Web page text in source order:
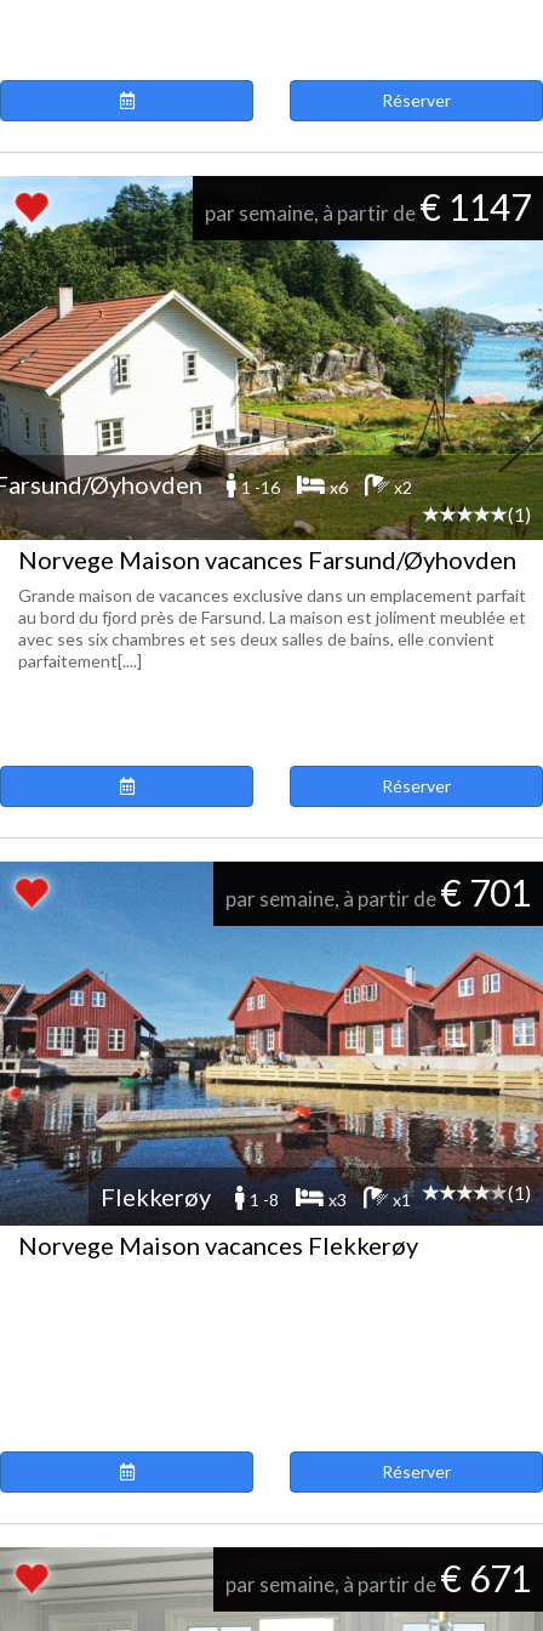
Réserver
par semaine, à partir de€ 1147
Øyhovden 1 -16 x6 x2
(1)
Norvege Maison vacances Farsund/Øyhovden
Grande maison de vacances exclusive dans un emplacement parfait
au bord du fjord près de Farsund. La maison est joliment meublée et
avec ses six chambres et ses deux salles de bains, elle convient
parfaitement[....]
Réserver
par semaine, à partir de€ 701
Flekkerøy 1 -8 x3 x1 (1)
Norvege Maison vacances Flekkerøy
Réserver
par semaine, à partir de€ 671